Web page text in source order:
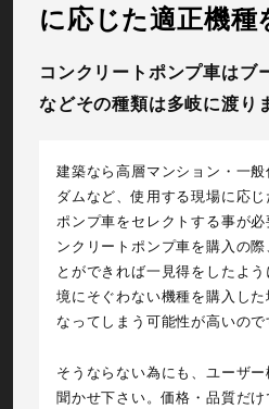
に応じた適正機種
コンクリートポンプ車はブ
などその種類は多岐に渡り
建築なら高層マンション・一般
ダムなど、使用する現場に応
ポンプ車をセレクトする事が
ンクリートポンプ車を購入の
とができれば一見得をしたよ
境にそぐわない機種を購入し
なってしまう可能性が高いので
そうならない為にも、ユーザ
聞かせ下さい。価格・品質だ